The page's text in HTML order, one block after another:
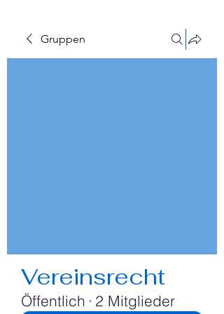
Gruppen
Vereinsrecht
Öffentlich · 2 Mitglieder